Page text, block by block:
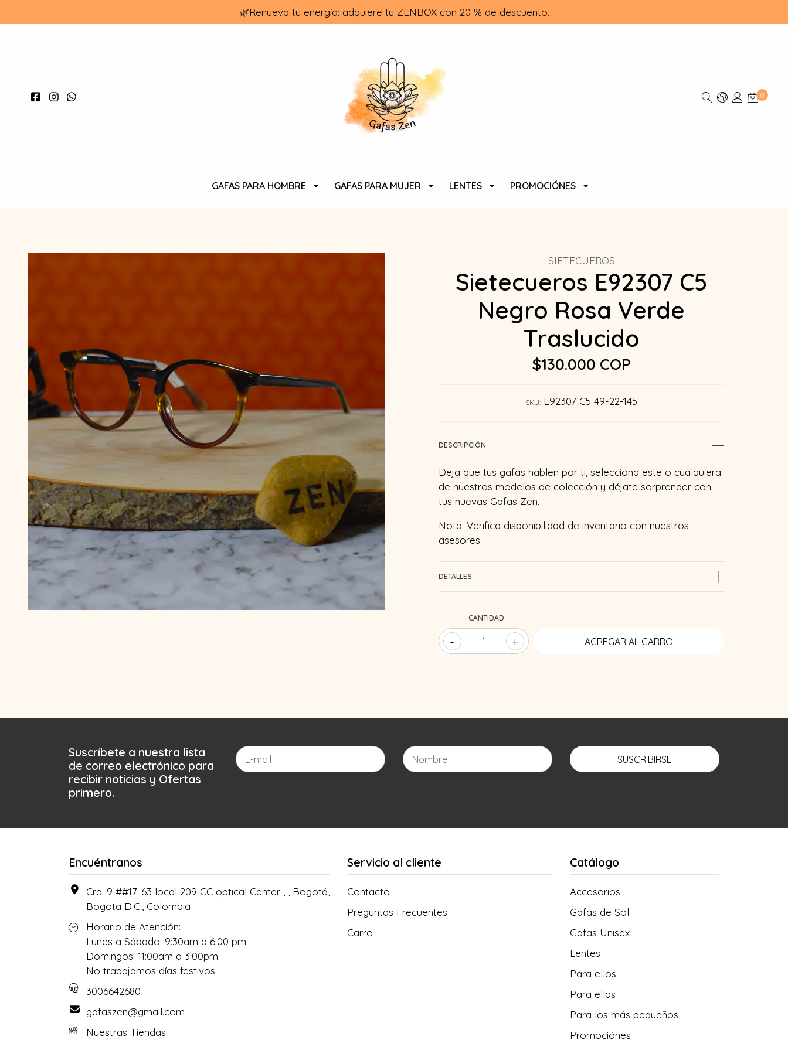
🌿Renueva tu energía: adquiere tu ZENBOX con 20 % de descuento.
0
GAFAS PARA HOMBRE GAFAS PARA MUJER LENTES PROMOCIÓNES
SIETECUEROS
Sietecueros E92307 C5
Negro Rosa Verde
Traslucido
$130.000 COP
SKU: E92307 C5 49-22-145
DESCRIPCIÓN
Deja que tus gafas hablen por ti, selecciona este o cualquiera
de nuestros modelos de colección y déjate sorprender con
tus nuevas Gafas Zen.
Nota: Verifica disponibilidad de inventario con nuestros
asesores.
DETALLES
CANTIDAD
- +
Suscríbete a nuestra lista
de correo electrónico para
recibir noticias y Ofertas
primero.
SUSCRIBIRSE
Encuéntranos
Cra. 9 ##17-63 local 209 CC optical Center , , Bogotá,
Bogota D.C., Colombia
Horario de Atención:
Lunes a Sábado: 9:30am a 6:00 pm.
Domingos: 11:00am a 3:00pm.
No trabajamos días festivos
3006642680
gafaszen@gmail.com
Nuestras Tiendas
Servicio al cliente
Contacto
Preguntas Frecuentes
Carro
Catálogo
Accesorios
Gafas de Sol
Gafas Unisex
Lentes
Para ellos
Para ellas
Para los más pequeños
Promociónes